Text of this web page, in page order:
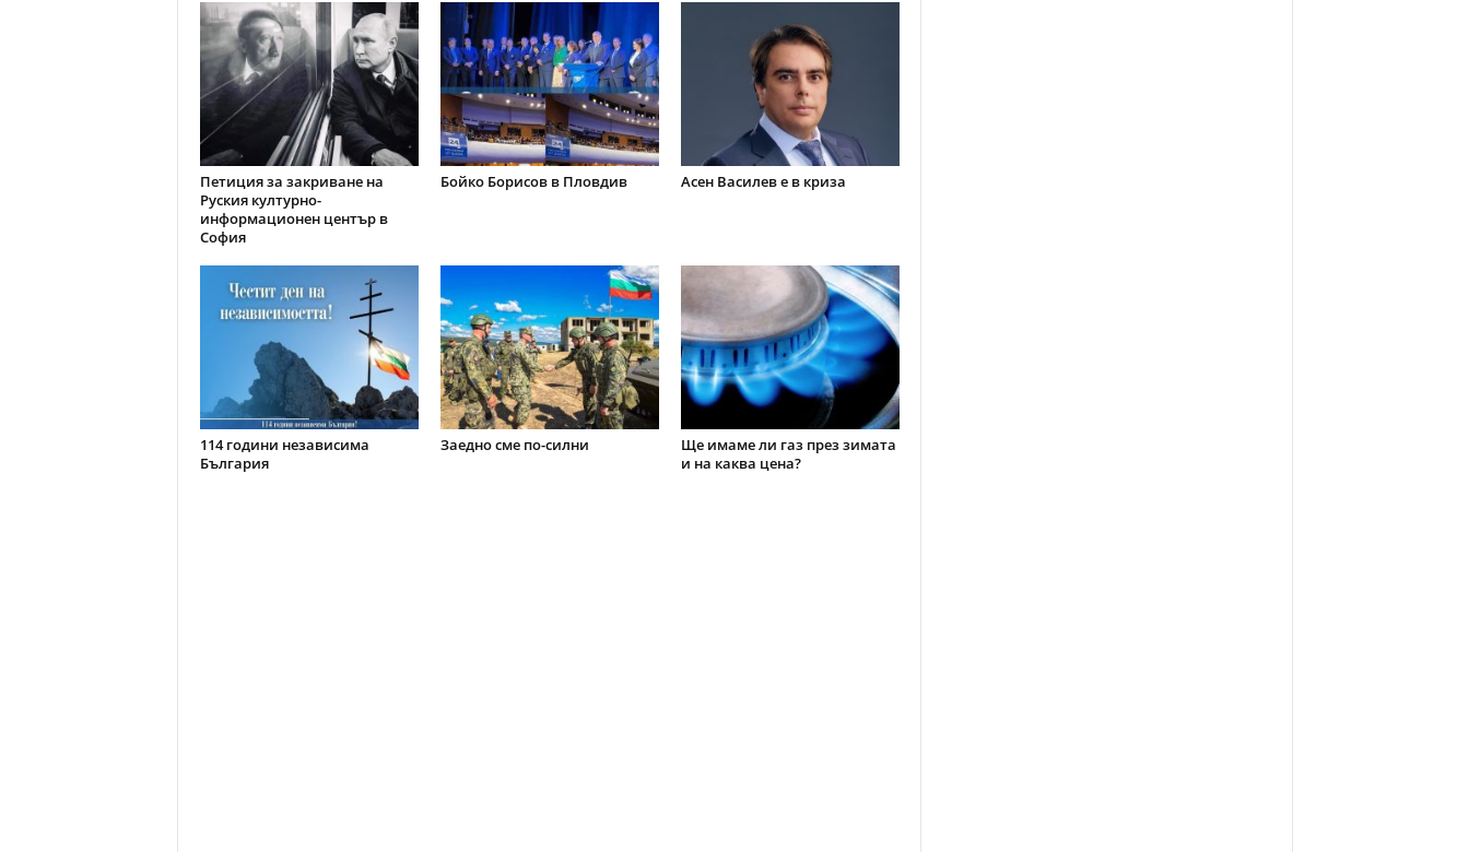
Петиция за закриване на
Руския културно-
информационен център в
София
Бойко Борисов в Пловдив Асен Василев е в криза
114 години независима
България
Заедно сме по-силни
Ще имаме ли газ през зимата
и на каква цена?